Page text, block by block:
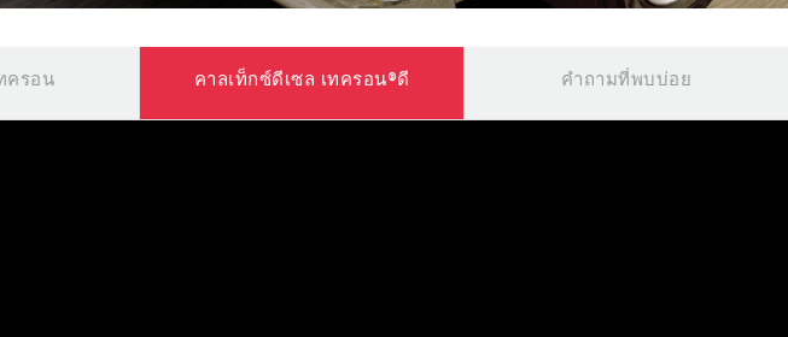
ครอน คาลเท็กซ์ดีเซล เทครอน®ดี คำถามที่พบบ่อย